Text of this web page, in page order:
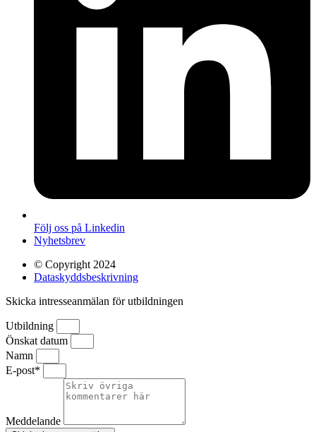
Följ oss på Linkedin
Nyhetsbrev
© Copyright 2024
Dataskyddsbeskrivning
Skicka intresseanmälan för utbildningen
Utbildning
Önskat datum
Namn
E-post*
Meddelande